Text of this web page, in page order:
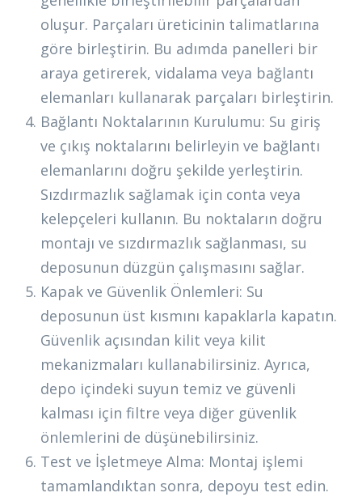
oluşur. Parçaları üreticinin talimatlarına
göre birleştirin. Bu adımda panelleri bir
araya getirerek, vidalama veya bağlantı
elemanları kullanarak parçaları birleştirin.
Bağlantı Noktalarının Kurulumu: Su giriş
ve çıkış noktalarını belirleyin ve bağlantı
elemanlarını doğru şekilde yerleştirin.
Sızdırmazlık sağlamak için conta veya
kelepçeleri kullanın. Bu noktaların doğru
montajı ve sızdırmazlık sağlanması, su
deposunun düzgün çalışmasını sağlar.
Kapak ve Güvenlik Önlemleri: Su
deposunun üst kısmını kapaklarla kapatın.
Güvenlik açısından kilit veya kilit
mekanizmaları kullanabilirsiniz. Ayrıca,
depo içindeki suyun temiz ve güvenli
kalması için filtre veya diğer güvenlik
önlemlerini de düşünebilirsiniz.
Test ve İşletmeye Alma: Montaj işlemi
tamamlandıktan sonra, depoyu test edin.